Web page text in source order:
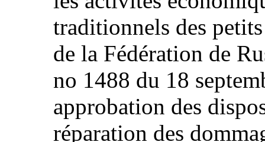
traditionnels des
de la Fédération de
no 1488 du 18
approbation des
réparation des